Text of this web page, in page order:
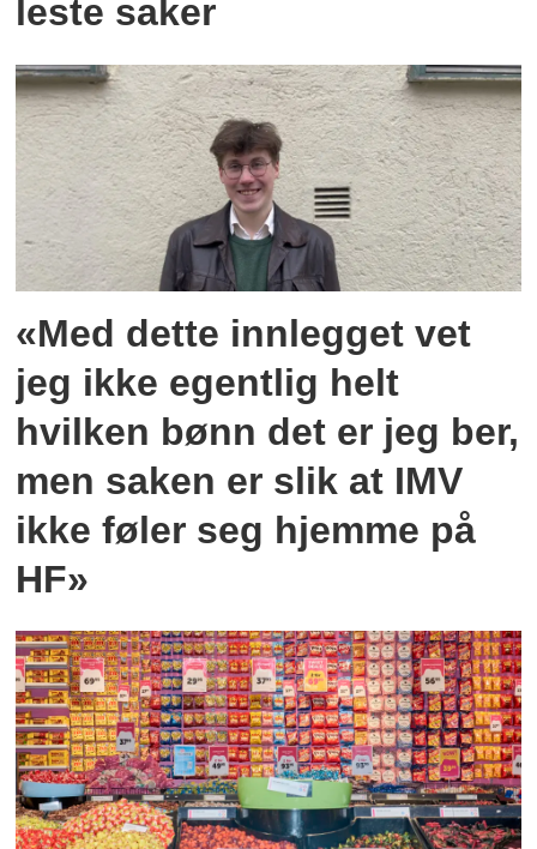
leste saker
«Med dette innlegget vet
jeg ikke egentlig helt
hvilken bønn det er jeg ber,
men saken er slik at IMV
ikke føler seg hjemme på
HF»